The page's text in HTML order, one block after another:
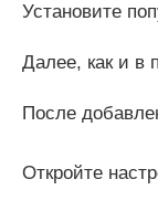
Установите
Далее, как и в
После
Откройте